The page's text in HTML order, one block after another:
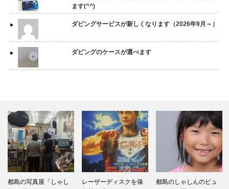
ます(^^)
ダビングサービスが新しくなります（2026年9月～）
ダビングのケースが選べます
都島の写真屋「しゃし
レーザーディスクを保
都島のしゃしんのピュ